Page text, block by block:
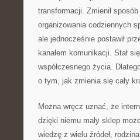
transformacji. Zmienił
organizowania codziennych
ale jednocześnie postawił
kanałem komunikacji. Stał
współczesnego życia.
o tym, jak zmienia się cały
Można wręcz uznać, że
dzięki niemu mały sklep
wiedzę z wielu źródeł,